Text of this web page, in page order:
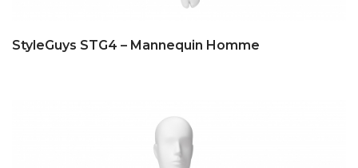
StyleGuys STG4 – Mannequin Homme